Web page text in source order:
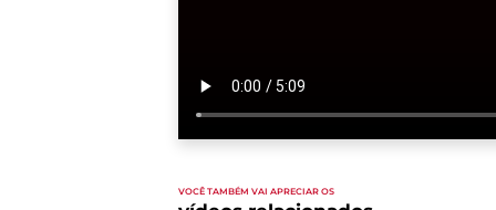
VOCÊ TAMBÉM VAI APRECIAR OS